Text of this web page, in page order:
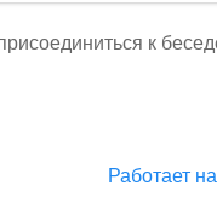
к
Работает на